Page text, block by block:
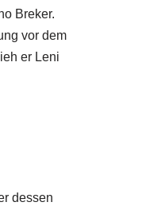
Breker.
vor dem
er Leni
dessen